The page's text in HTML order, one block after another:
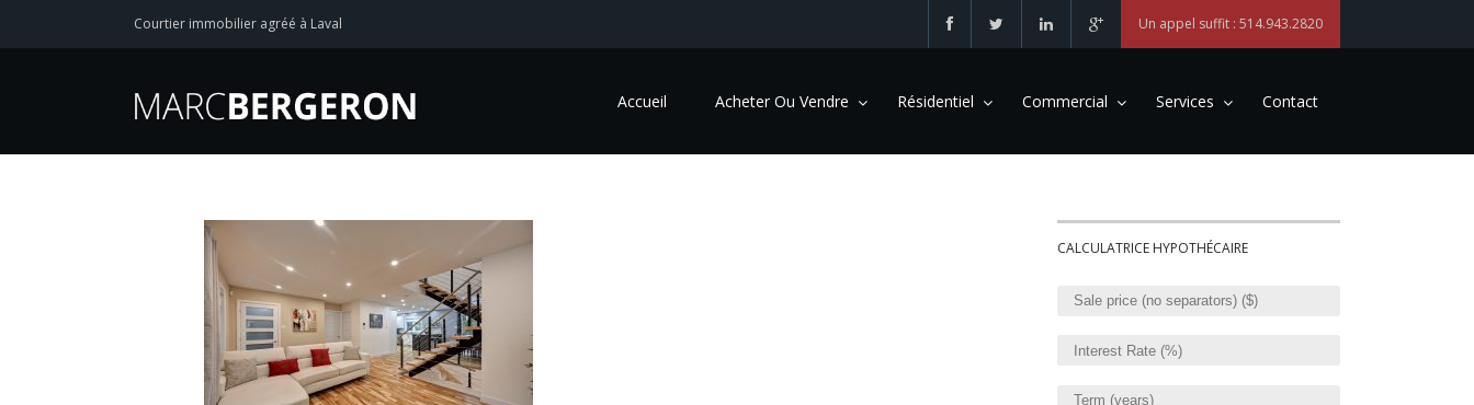
Courtier immobilier agréé à Laval Un appel suffit : 514.943.2820
Accueil Acheter Ou Vendre Résidentiel Commercial Services Contact
CALCULATRICE HYPOTHÉCAIRE